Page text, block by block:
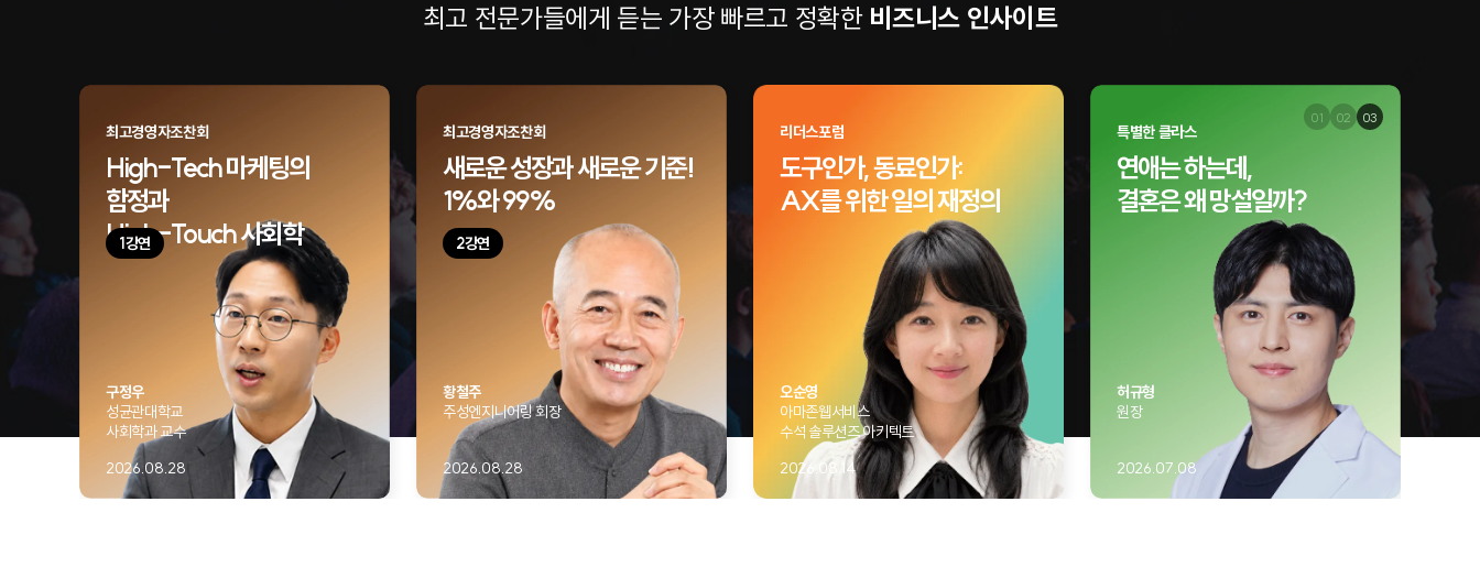
최고 전문가들에게 듣는 가장 빠르고 정확한 비즈니스 인사이트
최고경영자조찬회
High-Tech 마케팅의
함정과
High-Touch 사회학
1강연
구정우
성균관대학교
사회학과 교수
2026.08.28
최고경영자조찬회
새로운 성장과 새로운 기준!
1%와 99%
2강연
황철주
주성엔지니어링 회장
2026.08.28
리더스포럼
도구인가, 동료인가:
AX를 위한 일의 재정의
오순영
아마존웹서비스
수석 솔루션즈 아키텍트
2026.08.14
특별한 클라스
연애는 하는데,
결혼은 왜 망설일까?
허규형
원장
2026.07.08